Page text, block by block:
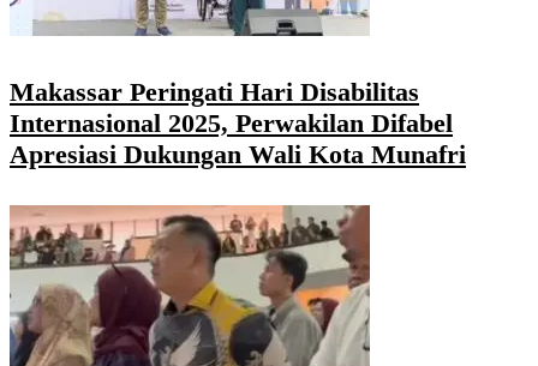
Makassar Peringati Hari Disabilitas
Internasional 2025, Perwakilan Difabel
Apresiasi Dukungan Wali Kota Munafri